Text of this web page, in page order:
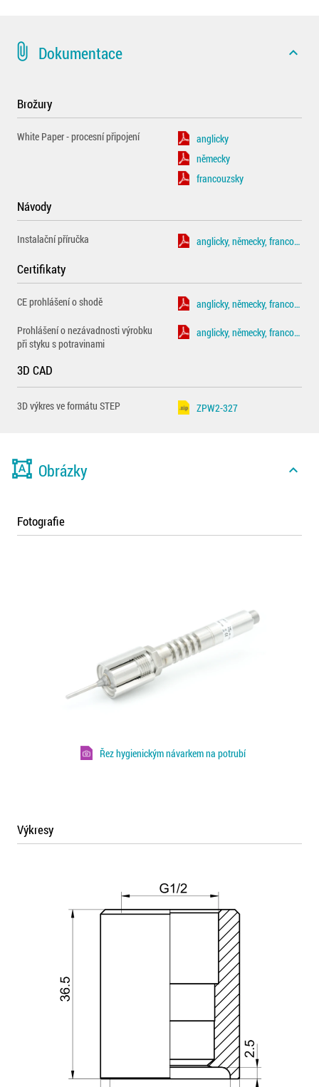
attach_file Dokumentace expand_less
Brožury
White Paper - procesní připojení
anglicky
německy
francouzsky
Návody
Instalační příručka anglicky, německy, francouzsky
Certifikaty
CE prohlášení o shodě
anglicky, německy, francouzsky
Prohlášení o nezávadnosti výrobku
při styku s potravinami
anglicky, německy, francouzsky
3D CAD
3D výkres ve formátu STEP ZPW2-327
format_shapes Obrázky expand_less
Fotografie
Řez hygienickým návarkem na potrubí
Výkresy